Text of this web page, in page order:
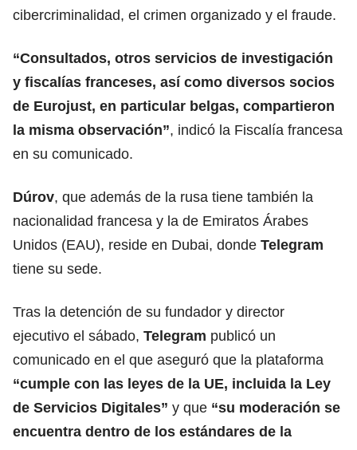
cibercriminalidad, el crimen organizado y el fraude.
“Consultados, otros servicios de investigación
y fiscalías franceses, así como diversos socios
de Eurojust, en particular belgas, compartieron
la misma observación”, indicó la Fiscalía francesa
en su comunicado.
Dúrov, que además de la rusa tiene también la
nacionalidad francesa y la de Emiratos Árabes
Unidos (EAU), reside en Dubai, donde Telegram
tiene su sede.
Tras la detención de su fundador y director
ejecutivo el sábado, Telegram publicó un
comunicado en el que aseguró que la plataforma
“cumple con las leyes de la UE, incluida la Ley
de Servicios Digitales” y que “su moderación se
encuentra dentro de los estándares de la